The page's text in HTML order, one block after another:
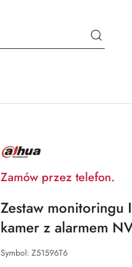
NAZWA
PRODUCENTA:
Zamów przez telefon.
Zestaw monitoringu
kamer z alarmem
Symbol: Z51596T6